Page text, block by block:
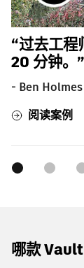
“过去工
20 分钟。”
- Ben Holmes
阅读案例
哪款 Vault